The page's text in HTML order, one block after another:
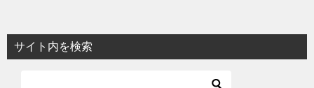
ビ
ゲ
サイト内を検索